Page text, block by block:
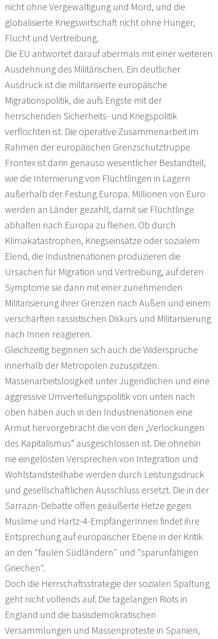
nicht ohne Vergewaltigung und Mord, und die
globalisierte Kriegswirtschaft nicht ohne Hunger,
Flucht und Vertreibung.
Die EU antwortet darauf abermals mit einer weiteren
Ausdehnung des Militärischen. Ein deutlicher
Ausdruck ist die militarisierte europäische
Migrationspolitik, die aufs Engste mit der
herrschenden Sicherheits- und Kriegspolitik
verflochten ist. Die operative Zusammenarbeit im
Rahmen der europäischen Grenzschutztruppe
Frontex ist darin genauso wesentlicher Bestandteil,
wie die Internierung von Flüchtlingen in Lagern
außerhalb der Festung Europa. Millionen von Euro
werden an Länder gezahlt, damit sie Flüchtlinge
abhalten nach Europa zu fliehen. Ob durch
Klimakatastrophen, Kriegseinsätze oder sozialem
Elend, die Industrienationen produzieren die
Ursachen für Migration und Vertreibung, auf deren
Symptome sie dann mit einer zunehmenden
Militarisierung ihrer Grenzen nach Außen und einem
verschärften rassistischen Diskurs und Militarisierung
nach Innen reagieren.
Gleichzeitig beginnen sich auch die Widersprüche
innerhalb der Metropolen zuzuspitzen.
Massenarbeitslosigkeit unter Jugendlichen und eine
aggressive Umverteilungspolitik von unten nach
oben haben auch in den Industrienationen eine
Armut hervorgebracht die von den „Verlockungen
des Kapitalismus“ ausgeschlossen ist. Die ohnehin
nie eingelösten Versprechen von Integration und
Wohlstandsteilhabe werden durch Leistungsdruck
und gesellschaftlichen Ausschluss ersetzt. Die in der
Sarrazin-Debatte offen geäußerte Hetze gegen
Muslime und Hartz-4-EmpfängerInnen findet ihre
Entsprechung auf europäischer Ebene in der Kritik
an den "faulen Südländern" und "sparunfähigen
Griechen".
Doch die Herrschaftsstrategie der sozialen Spaltung
geht nicht vollends auf. Die tagelangen Riots in
England und die basisdemokratischen
Versammlungen und Massenproteste in Spanien,